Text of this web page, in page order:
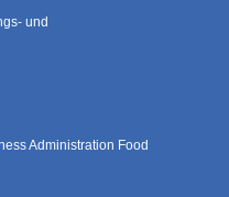
und
Administration Food